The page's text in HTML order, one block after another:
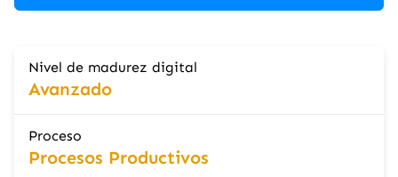
Nivel de madurez digital
Avanzado
Proceso
Procesos Productivos